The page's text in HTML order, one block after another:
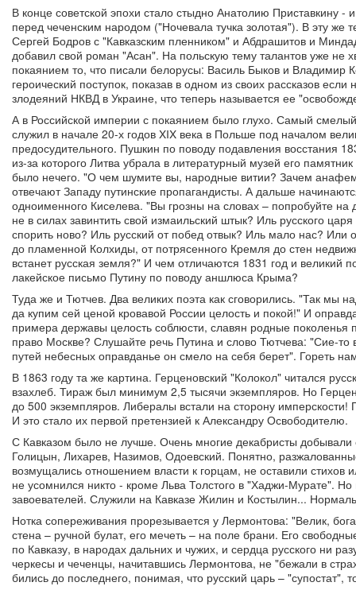
В конце советской эпохи стало стыдно Анатолию Приставкину
перед чеченским народом ("Ночевала тучка золотая"). В эту же
Сергей Бодров с "Кавказским пленником" и Абдрашитов и
добавил свой роман "Асан". На польскую тему талантов уже не
покаянием то, что писали белорусы: Василь Быков и Владимир
героический поступок, показав в одном из своих рассказов
злодеяний НКВД в Украине, что теперь называется ее
А в Российской империи с покаянием было глухо. Самый
служил в начале 20-х годов XIX века в Польше под началом
предосудительного. Пушкин по поводу подавления восстания
из-за которого Литва убрала в литературный музей его
было нечего. "О чем шумите вы, народные витии? Зачем
отвечают Западу путинские пропагандисты. А дальше
одноименного Киселева. "Вы грозны на словах – попробуйте
не в силах завинтить свой измаильский штык? Иль русского
спорить ново? Иль русский от побед отвык? Иль мало нас?
до пламенной Колхиды, от потрясенного Кремля до стен
встанет русская земля?" И чем отличаются 1831 год и великий
лакейское письмо Путину по поводу аншлюса Крыма?
Туда же и Тютчев. Два великих поэта как сговорились. "Так мы
да купим сей ценой кровавой России целость и покой!" И
примера державы целость соблюсти, славян родные поколенья
право Москве? Слушайте речь Путина и слово Тютчева: "Сие-
путей небесных оправданье он смело на себя берет". Гореть
В 1863 году та же картина. Герценовский "Колокол" читался
взахлеб. Тираж был минимум 2,5 тысячи экземпляров. Но
до 500 экземпляров. Либералы встали на сторону
И это стало их первой претензией к Александру Освободителю.
С Кавказом было не лучше. Очень многие декабристы
Голицын, Лихарев, Назимов, Одоевский. Понятно,
возмущались отношением власти к горцам, не оставили стихов
не усомнился никто - кроме Льва Толстого в "Хаджи-Мурате".
завоевателей. Служили на Кавказе Жилин и Костылин...
Нотка сопереживания прорезывается у Лермонтова: "Велик,
стена – ручной булат, его мечеть – на поле брани. Его
по Кавказу, в народах дальних и чужих, и сердца русского ни
черкесы и чеченцы, начитавшись Лермонтова, не "бежали в
бились до последнего, понимая, что русский царь – "супостат",